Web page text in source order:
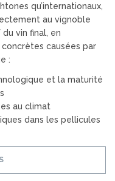
qu’internationaux,
au vignoble
vin final, en
causées par
:
et la maturité
au climat
dans les pellicules